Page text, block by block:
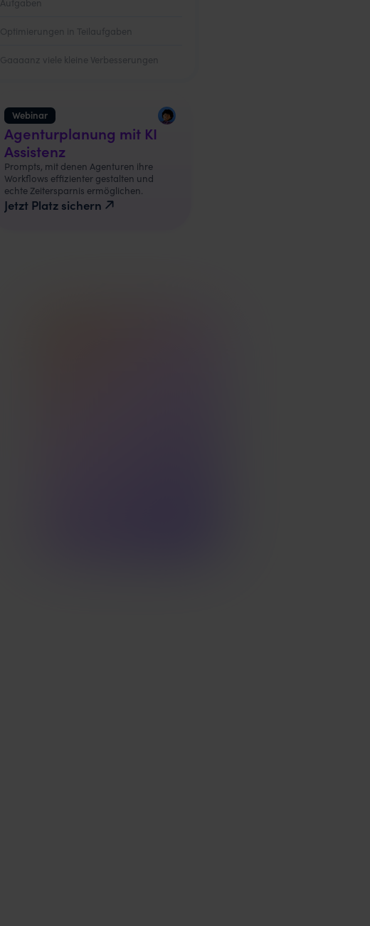
Optimierungen in Teilaufgaben
Gaaaanz viele kleine Verbesserungen
Webinar
Agenturplanung mit KI
Assistenz
Prompts, mit denen Agenturen ihre
Workflows effizienter gestalten und
echte Zeitersparnis ermöglichen.
Jetzt Platz sichern